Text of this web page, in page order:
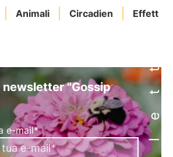
Animali Circadien Effetti
"Gossip
e-mail*